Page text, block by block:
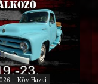
Köv Hazai